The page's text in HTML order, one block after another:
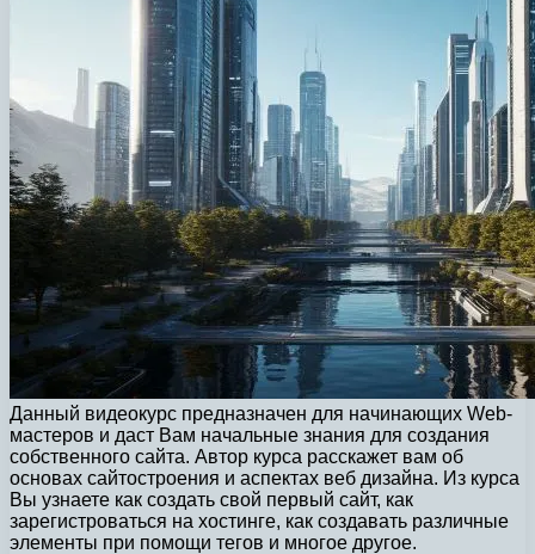
Данный видеокурс предназначен для начинающих Web-
мастеров и даст Вам начальные знания для создания
собственного сайта. Автор курса расскажет вам об
основах сайтостроения и аспектах веб дизайна. Из курса
Вы узнаете как создать свой первый сайт, как
зарегистроваться на хостинге, как создавать различные
элементы при помощи тегов и многое другое.